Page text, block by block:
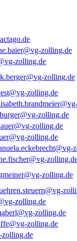
zolling.de
zolling.de
zolling.de
zolling.de
zolling.de
zolling.de
zolling.de
zolling.de
zolling.de
zolling.de
zolling.de
zolling.de